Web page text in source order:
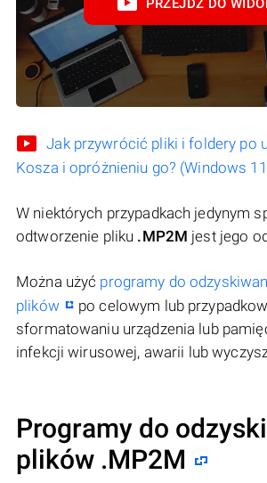
PRZEJDŹ DO
Jak przywrócić pliki i foldery po
Kosza i opróżnieniu go? (Windows
W niektórych przypadkach jedynym
odtworzenie pliku .MP2M jest jego
Można użyć programy do
plików
po celowym lub
sformatowaniu urządzenia lub
infekcji wirusowej, awarii lub
Programy do
plików .MP2M